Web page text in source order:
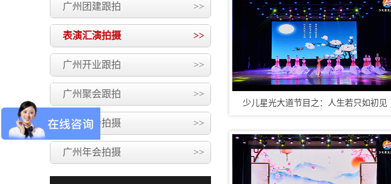
广州团建跟拍 >>
表演汇演拍摄 >>
广州开业跟拍 >>
广州聚会跟拍 >>
广州晚会拍摄 >>
广州年会拍摄 >>
少儿星光大道节目之：人生若只如初见